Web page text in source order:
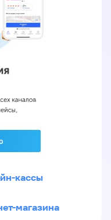
кассы
магазина